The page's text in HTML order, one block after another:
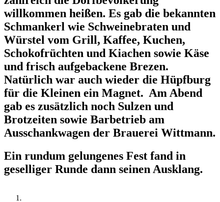
willkommen heißen. Es gab die bekannten
Schmankerl wie Schweinebraten und
Würstel vom Grill, Kaffee, Kuchen,
Schokofrüchten und Kiachen sowie Käse
und frisch aufgebackene Brezen.
Natürlich war auch wieder die Hüpfburg
für die Kleinen ein Magnet. Am Abend
gab es zusätzlich noch Sulzen und
Brotzeiten sowie Barbetrieb am
Ausschankwagen der Brauerei Wittmann.
Ein rundum gelungenes Fest fand in
geselliger Runde dann seinen Ausklang.